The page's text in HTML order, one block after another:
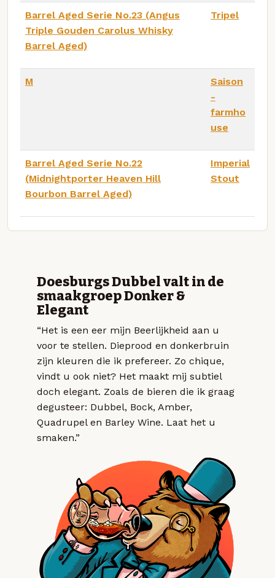
Barrel Aged Serie No.23 (Angus
Triple Gouden Carolus Whisky
Barrel Aged)
Tripel
M
Saison
-
farmho
use
Barrel Aged Serie No.22
(Midnightporter Heaven Hill
Bourbon Barrel Aged)
Imperial
Stout
Doesburgs Dubbel valt in de
smaakgroep Donker &
Elegant
“Het is een eer mijn Beerlijkheid aan u
voor te stellen. Dieprood en donkerbruin
zijn kleuren die ik prefereer. Zo chique,
vindt u ook niet? Het maakt mij subtiel
doch elegant. Zoals de bieren die ik graag
degusteer: Dubbel, Bock, Amber,
Quadrupel en Barley Wine. Laat het u
smaken.”